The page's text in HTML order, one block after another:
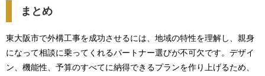
まとめ
東大阪市で外構工事を成功させるには、地域の特性を理解し、親身
になって相談に乗ってくれるパートナー選びが不可欠です。デザイ
ン、機能性、予算のすべてに納得できるプランを作り上げるため、